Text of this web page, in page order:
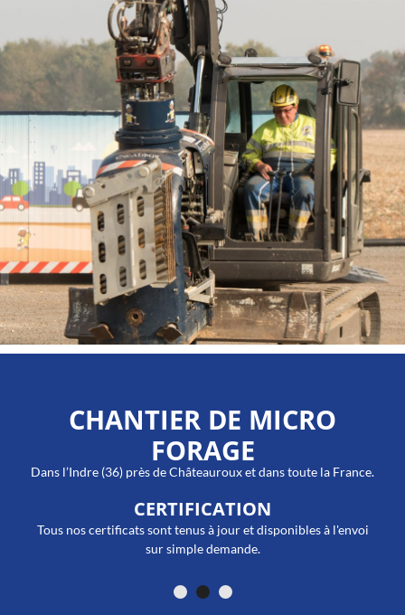
CHANTIER DE MICRO
FORAGE
Dans l’Indre (36) près de Châteauroux et dans toute la France.
CERTIFICATION
Tous nos certificats sont tenus à jour et disponibles à l'envoi
sur simple demande.